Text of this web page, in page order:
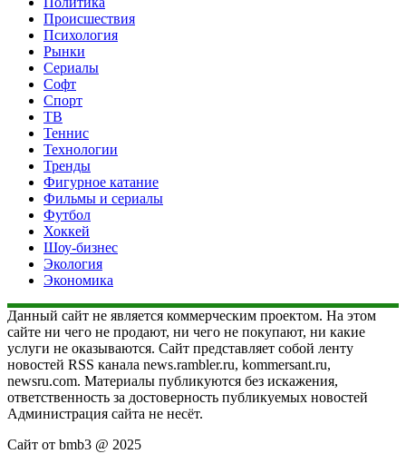
Происшествия
Психология
Рынки
Сериалы
Софт
Спорт
ТВ
Теннис
Технологии
Тренды
Фигурное катание
Фильмы и сериалы
Футбол
Хоккей
Шоу-бизнес
Экология
Экономика
Данный сайт не является коммерческим проектом. На этом
сайте ни чего не продают, ни чего не покупают, ни какие
услуги не оказываются. Сайт представляет собой ленту
новостей RSS канала news.rambler.ru, kommersant.ru,
newsru.com. Материалы публикуются без искажения,
ответственность за достоверность публикуемых новостей
Администрация сайта не несёт.
Сайт от bmb3 @ 2025